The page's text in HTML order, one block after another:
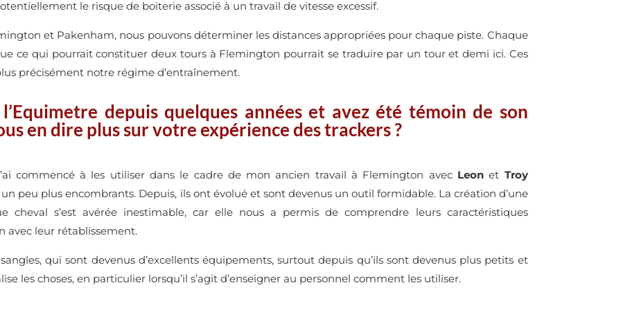
le risque de boiterie associé à un travail de vitesse excessif.
et Pakenham, nous pouvons déterminer les distances appropriées pour chaque piste. Chaque
ce qui pourrait constituer deux tours à Flemington pourrait se traduire par un tour et demi ici. Ces
précisément notre régime d’entraînement.
depuis quelques années et avez été témoin de son
en dire plus sur votre expérience des trackers ?
commencé à les utiliser dans le cadre de mon ancien travail à Flemington avec Leon et Troy
peu plus encombrants. Depuis, ils ont évolué et sont devenus un outil formidable. La création d’une
cheval s’est avérée inestimable, car elle nous a permis de comprendre leurs caractéristiques
avec leur rétablissement.
qui sont devenus d’excellents équipements, surtout depuis qu’ils sont devenus plus petits et
les choses, en particulier lorsqu’il s’agit d’enseigner au personnel comment les utiliser.